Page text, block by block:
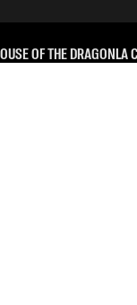
OF THE DRAGONLA